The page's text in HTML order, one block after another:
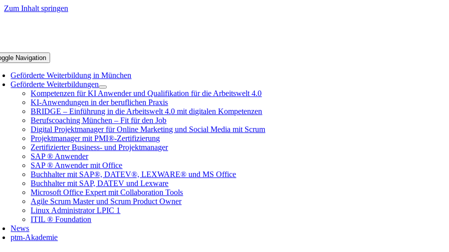
Zum Inhalt springen
Navigation
Geförderte Weiterbildung in München
Geförderte Weiterbildungen
Kompetenzen für KI Anwender und Qualifikation für die Arbeitswelt 4.0
KI-Anwendungen in der beruflichen Praxis
BRIDGE – Einführung in die Arbeitswelt 4.0 mit digitalen Kompetenzen
Berufscoaching München – Fit für den Job
Digital Projektmanager für Online Marketing und Social Media mit Scrum
Projektmanager mit PMI®-Zertifizierung
Zertifizierter Business- und Projektmanager
SAP ® Anwender
SAP ® Anwender mit Office
Buchhalter mit SAP®, DATEV®, LEXWARE® und MS Office
Buchhalter mit SAP, DATEV und Lexware
Microsoft Office Expert mit Collaboration Tools
Agile Scrum Master und Scrum Product Owner
Linux Administrator LPIC 1
ITIL ® Foundation
News
ptm-Akademie